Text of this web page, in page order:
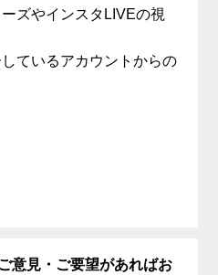
ズやインスタLIVEの視
ているアカウントからの
意見・ご要望があればお